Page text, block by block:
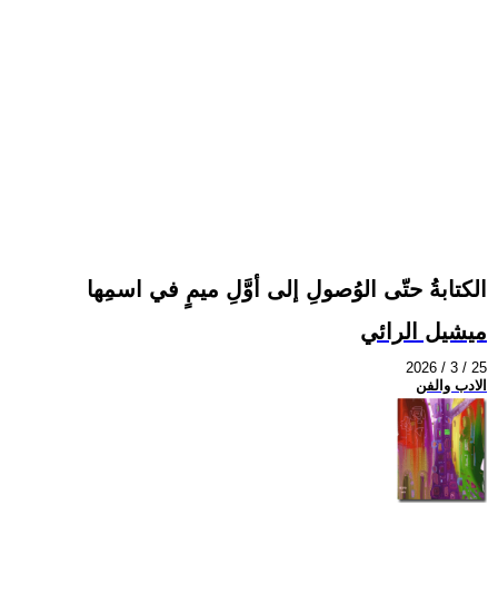
الكتابةُ حتّى الوُصولِ إلى أوَّلِ ميمٍ في اسمِها
ميشيل الرائي
2026 / 3 / 25
الادب والفن